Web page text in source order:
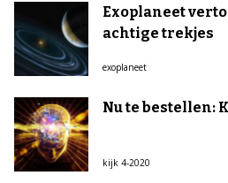
Exoplaneet
achtige trekjes
exoplaneet
Nu te bestellen:
kijk 4-2020